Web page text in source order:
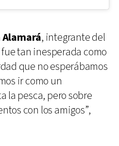
Alamará, integrante del
tan inesperada como
que no esperábamos
ir como un
la pesca, pero sobre
con los amigos”,